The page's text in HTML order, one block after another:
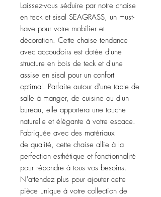
Laissez-vous séduire par notre chaise
en teck et sisal SEAGRASS, un must-
have pour votre mobilier et
décoration. Cette chaise tendance
avec accoudoirs est dotée d'une
structure en bois de teck et d'une
assise en sisal pour un confort
optimal. Parfaite autour d'une table de
salle à manger, de cuisine ou d'un
bureau, elle apportera une touche
naturelle et élégante à votre espace.
Fabriquée avec des matériaux
de qualité, cette chaise allie à la
perfection esthétique et fonctionnalité
pour répondre à tous vos besoins.
N'attendez plus pour ajouter cette
pièce unique à votre collection de